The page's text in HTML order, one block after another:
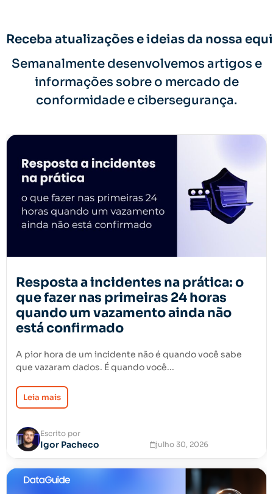
Receba atualizações e ideias da nossa
Semanalmente desenvolvemos artigos e
informações sobre o mercado de
conformidade e cibersegurança.
Resposta a incidentes na prática: o
que fazer nas primeiras 24 horas
quando um vazamento ainda não
está confirmado
A pior hora de um incidente não é quando você sabe
que vazaram dados. É quando você...
Leia mais
Escrito por
Igor Pacheco julho 30, 2026